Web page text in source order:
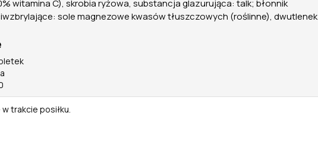
witamina C), skrobia ryżowa, substancja glazurująca: talk; błonnik
sole magnezowe kwasów tłuszczowych (roślinne), dwutlenek
trakcie posiłku.